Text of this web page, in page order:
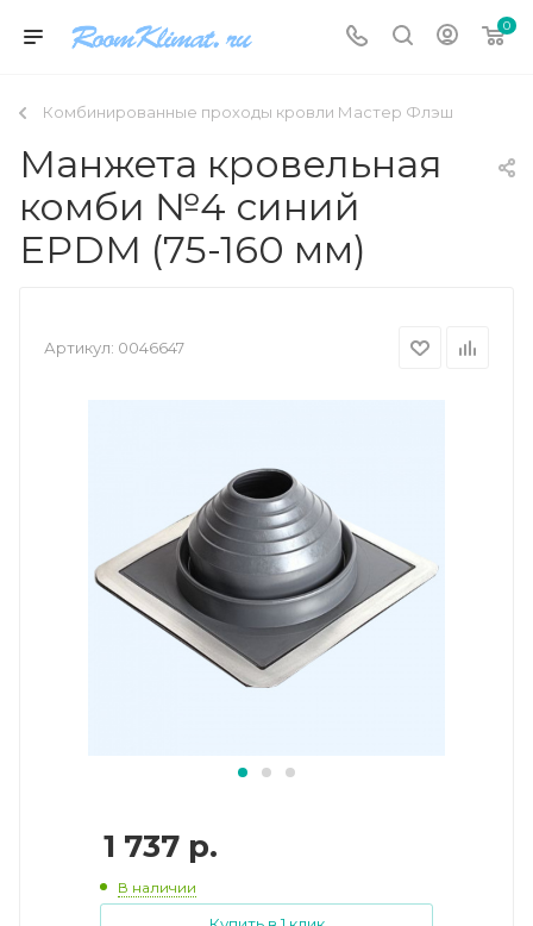
0
Комбинированные проходы кровли Мастер Флэш
Манжета кровельная
комби №4 синий
EPDM (75-160 мм)
Артикул: 0046647
1 737 р.
В наличии